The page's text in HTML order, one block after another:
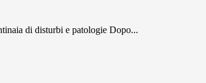
di disturbi e patologie Dopo...